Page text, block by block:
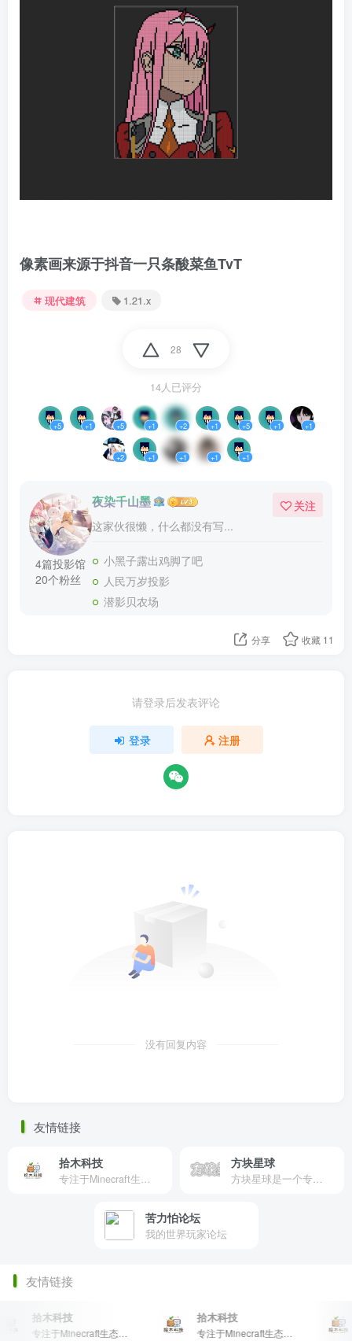
像素画来源于抖音一只条酸菜鱼TvT
现代建筑 1.21.x
28
14人已评分
+5 +1 +5 +1 +2 +1 +5 +1 +1
+2 +1 +1 +1 +1
4篇投影馆
20个粉丝
夜染千山墨
这家伙很懒，什么都没有写...
关注
小黑子露出鸡脚了吧
人民万岁投影
潜影贝农场
分享 收藏 11
请登录后发表评论
登录 注册
没有回复内容
友情链接
拾木科技
专注于Minecraft生态建设
方块星球
方块星球是一个专注于我的世界的中文论坛，提供丰富的资源分享、玩家交流和创意展示，包括地图、皮肤、数据包等内容，打造Minecraft玩家的专属社区乐园！
苦力怕论坛
我的世界玩家论坛
友情链接
拾木科技
专注于Minecraft生态建设
拾木科技
专注于Minecraft生态建设